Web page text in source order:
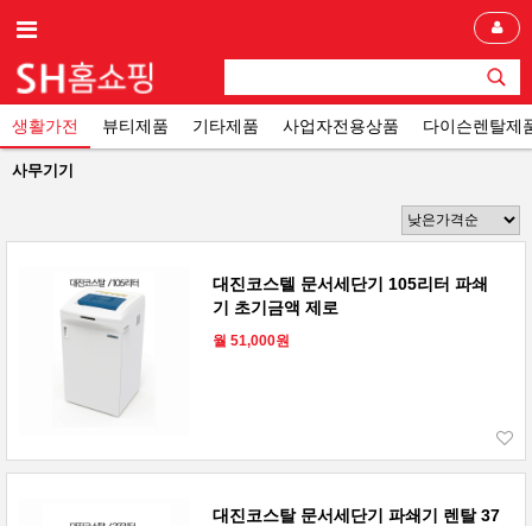
생활가전 뷰티제품 기타제품 사업자전용상품 다이슨렌탈제
사무기기
대진코스텔 문서세단기 105리터 파쇄
기 초기금액 제로
월 51,000원
대진코스탈 문서세단기 파쇄기 렌탈 37